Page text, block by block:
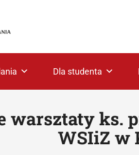
Dla studenta
warsztaty ks.
WSIiZ w